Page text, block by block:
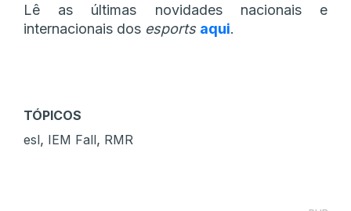
Lê as últimas novidades nacionais e
internacionais dos esports aqui.
TÓPICOS
esl, IEM Fall, RMR